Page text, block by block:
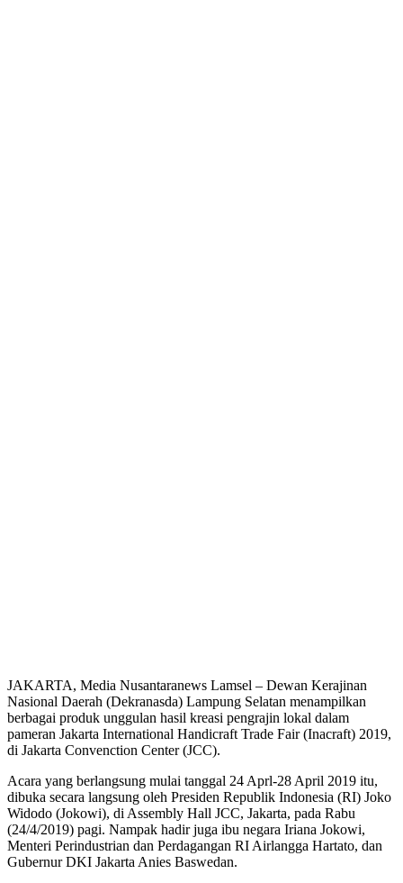
JAKARTA, Media Nusantaranews Lamsel – Dewan Kerajinan
Nasional Daerah (Dekranasda) Lampung Selatan menampilkan
berbagai produk unggulan hasil kreasi pengrajin lokal dalam
pameran Jakarta International Handicraft Trade Fair (Inacraft) 2019,
di Jakarta Convenction Center (JCC).
Acara yang berlangsung mulai tanggal 24 Aprl-28 April 2019 itu,
dibuka secara langsung oleh Presiden Republik Indonesia (RI) Joko
Widodo (Jokowi), di Assembly Hall JCC, Jakarta, pada Rabu
(24/4/2019) pagi. Nampak hadir juga ibu negara Iriana Jokowi,
Menteri Perindustrian dan Perdagangan RI Airlangga Hartato, dan
Gubernur DKI Jakarta Anies Baswedan.